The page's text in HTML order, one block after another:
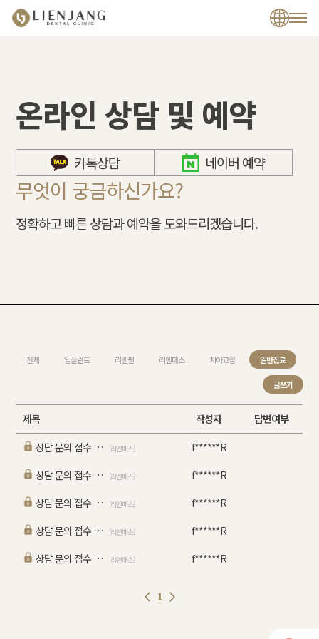
온라인 상담 및 예약
카톡상담 네이버 예약
무엇이 궁금하신가요?
정확하고 빠른 상담과 예약을 도와드리겠습니다.
전체 임플란트 리엔펄 리엔패스 치아교정 일반진료
글쓰기
제목 작성자
답변여부
상담 문의 접수 합니다.
[리엔패스]
f******R
상담 문의 접수 합니다.
[리엔패스]
f******R
상담 문의 접수 합니다.
[리엔패스]
f******R
상담 문의 접수 합니다.
[리엔패스]
f******R
상담 문의 접수 합니다.
[리엔패스] f******R
1